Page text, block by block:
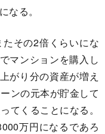
なる。
その2倍くらいにな
マンションを購入し
がり分の資産が増え
ンの元本が貯金して
てくることになる。
万円になるであろ